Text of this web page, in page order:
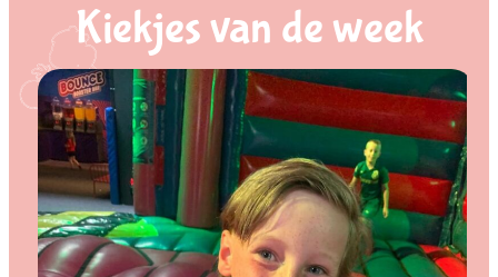
Kiekjes van de week